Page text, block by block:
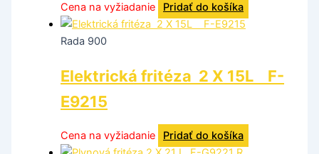
Cena na vyžiadanie Pridať do košíka
Rada 900
Elektrická fritéza 2 X 15L F-
E9215
Cena na vyžiadanie Pridať do košíka